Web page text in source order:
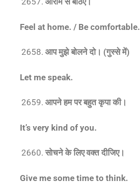
Feel at home. / Be comfortable.
आप मुझे बोलने दो। (गुस्से में)
Let me speak.
आपने हम पर बहुत कृपा की।
It’s very kind of you.
सोचने के लिए वक्त दीजिए।
Give me some time to think.